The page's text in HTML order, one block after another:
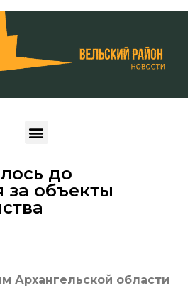
до
за объекты
Архангельской области